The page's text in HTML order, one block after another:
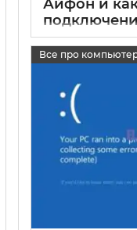
Айфон и
17 05 2025 0
Все про